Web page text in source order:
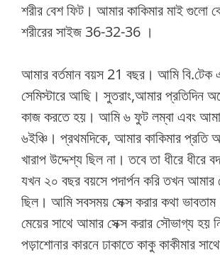
শরীর বেশ ফিট। আমার কাকিমার মাই গুলো
শরীরের সাইজ 36-32-36 ।
আমার বর্তমান বয়স 21 বছর। আমি বি.টেক
সেমিস্টারে আছি। সুতরাং,আমার প্রতিদিন
কাজ করতে হয়। আমি ৬ ফুট লম্বা এবং
৬ইঞ্চি। প্রথমদিকে, আমার কাকিমার প্রতি
খারাপ উদ্দেশ্য ছিল না। তবে তা ধীরে
যখন ২০ বছর বয়সে পদার্পন করি তখন আমার
ছিল। আমি সবসময় সেক্স করার কথা
মেয়ের সাথে আমার সেক্স করার সৌভাগ্য হয়
পড়াশোনার কারনে ঢাকাতে কাকু কাকীমার